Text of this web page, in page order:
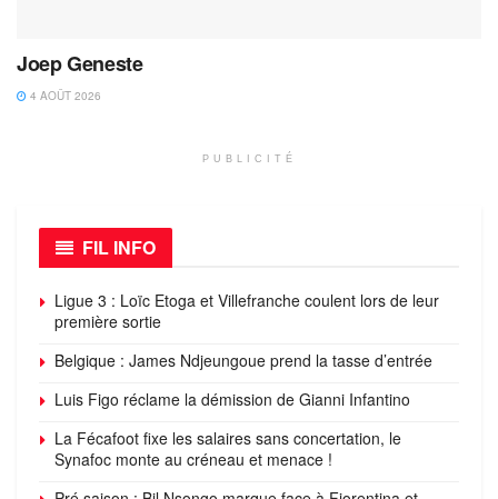
Joep Geneste
4 AOÛT 2026
PUBLICITÉ
FIL INFO
Ligue 3 : Loïc Etoga et Villefranche coulent lors de leur
première sortie
Belgique : James Ndjeungoue prend la tasse d’entrée
Luis Figo réclame la démission de Gianni Infantino
La Fécafoot fixe les salaires sans concertation, le
Synafoc monte au créneau et menace !